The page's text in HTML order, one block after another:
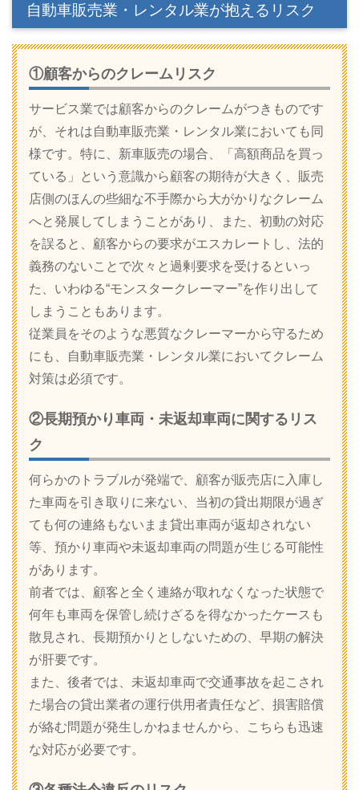
自動車販売業・レンタル業が抱えるリスク
①顧客からのクレームリスク
サービス業では顧客からのクレームがつきものです
が、それは自動車販売業・レンタル業においても同
様です。特に、新車販売の場合、「高額商品を買っ
ている」という意識から顧客の期待が大きく、販売
店側のほんの些細な不手際から大がかりなクレーム
へと発展してしまうことがあり、また、初動の対応
を誤ると、顧客からの要求がエスカレートし、法的
義務のないことで次々と過剰要求を受けるといっ
た、いわゆる“モンスタークレーマー”を作り出して
しまうこともあります。
従業員をそのような悪質なクレーマーから守るため
にも、自動車販売業・レンタル業においてクレーム
対策は必須です。
②長期預かり車両・未返却車両に関するリス
ク
何らかのトラブルが発端で、顧客が販売店に入庫し
た車両を引き取りに来ない、当初の貸出期限が過ぎ
ても何の連絡もないまま貸出車両が返却されない
等、預かり車両や未返却車両の問題が生じる可能性
があります。
前者では、顧客と全く連絡が取れなくなった状態で
何年も車両を保管し続けざるを得なかったケースも
散見され、長期預かりとしないための、早期の解決
が肝要です。
また、後者では、未返却車両で交通事故を起こされ
た場合の貸出業者の運行供用者責任など、損害賠償
が絡む問題が発生しかねませんから、こちらも迅速
な対応が必要です。